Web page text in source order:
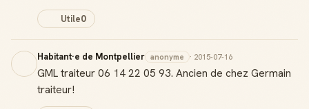
Utile0
Habitant·e de Montpellier anonyme · 2015-07-16
GML traiteur 06 14 22 05 93. Ancien de chez Germain
traiteur!